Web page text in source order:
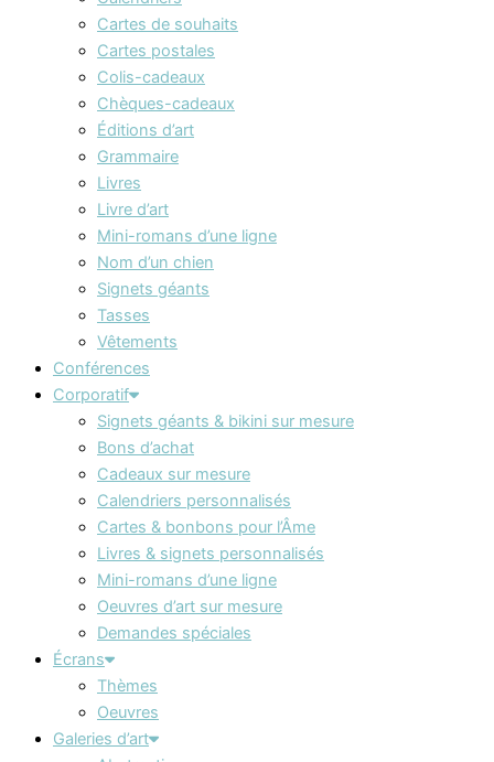
Cartes de souhaits
Cartes postales
Colis-cadeaux
Chèques-cadeaux
Éditions d’art
Grammaire
Livres
Livre d’art
Mini-romans d’une ligne
Nom d’un chien
Signets géants
Tasses
Vêtements
Conférences
Corporatif
Signets géants & bikini sur mesure
Bons d’achat
Cadeaux sur mesure
Calendriers personnalisés
Cartes & bonbons pour l’Âme
Livres & signets personnalisés
Mini-romans d’une ligne
Oeuvres d’art sur mesure
Demandes spéciales
Écrans
Thèmes
Oeuvres
Galeries d’art